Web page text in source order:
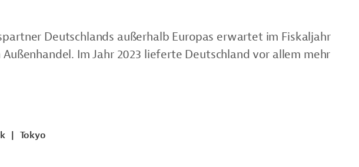
Deutschlands außerhalb Europas erwartet im Fiskaljahr
Außenhandel. Im Jahr 2023 lieferte Deutschland vor allem mehr
Tokyo